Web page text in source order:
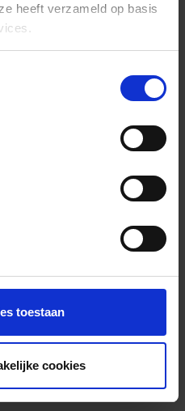
heeft verzameld op basis
toestaan
cookies